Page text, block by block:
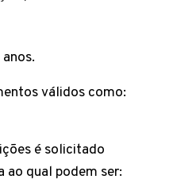
válidos como:
é solicitado
ao qual podem ser: